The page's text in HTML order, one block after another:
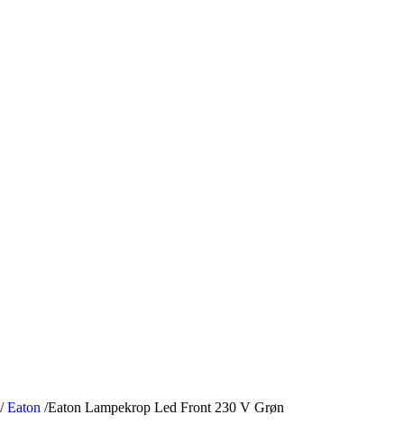
/ Eaton /Eaton Lampekrop Led Front 230 V Grøn